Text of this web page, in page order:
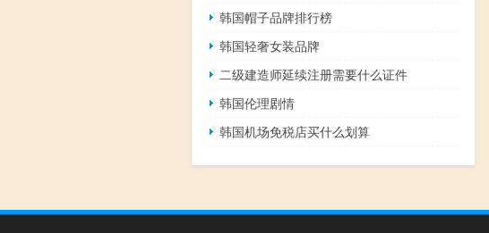
韩国帽子品牌排行榜
韩国轻奢女装品牌
二级建造师延续注册需要什么证件
韩国伦理剧情
韩国机场免税店买什么划算